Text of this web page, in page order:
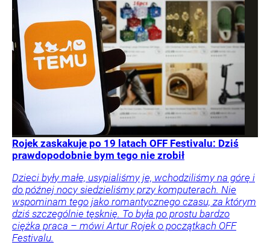
Rojek zaskakuje po 19 latach OFF Festivalu: Dziś
prawdopodobnie bym tego nie zrobił
Dzieci były małe, usypialiśmy je, wchodziliśmy na górę i
do późnej nocy siedzieliśmy przy komputerach. Nie
wspominam tego jako romantycznego czasu, za którym
dziś szczególnie tęsknię. To była po prostu bardzo
ciężka praca – mówi Artur Rojek o początkach OFF
Festivalu.